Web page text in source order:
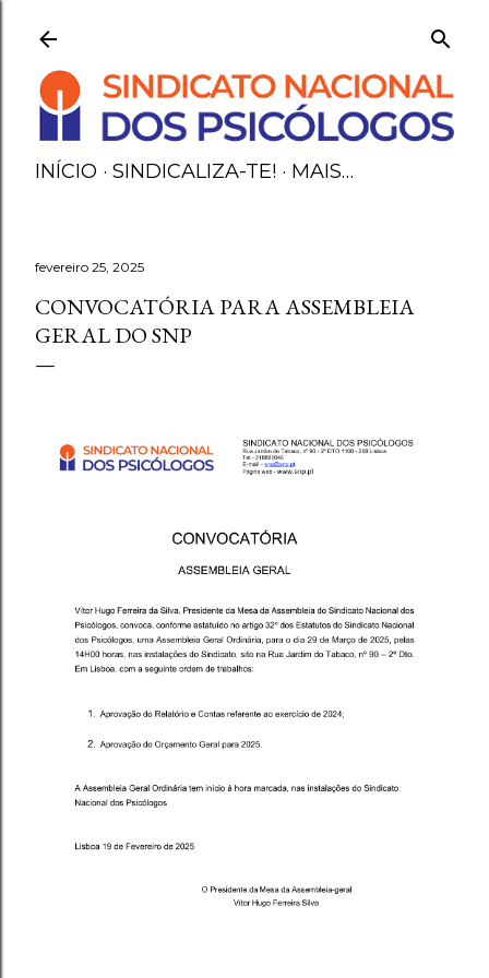
INÍCIO SINDICALIZA-TE! MAIS…
fevereiro 25, 2025
CONVOCATÓRIA PARA ASSEMBLEIA
GERAL DO SNP